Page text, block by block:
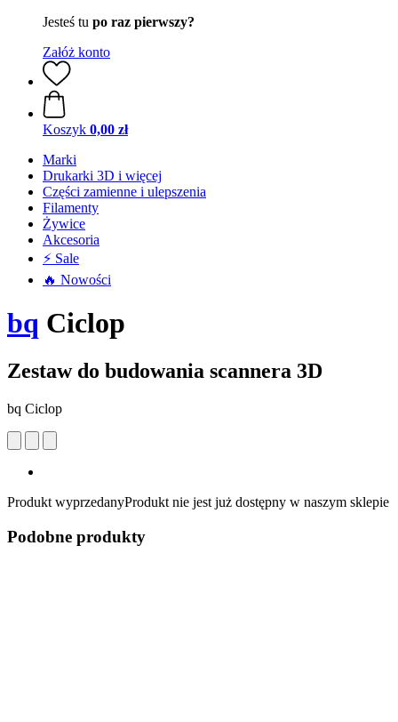
Jesteś tu po raz pierwszy?
Załóż konto
Koszyk 0,00 zł
Marki
Drukarki 3D i więcej
Części zamienne i ulepszenia
Filamenty
Żywice
Akcesoria
⚡ Sale
🔥 Nowości
bq Ciclop
Zestaw do budowania scannera 3D
bq Ciclop
Produkt wyprzedanyProdukt nie jest już dostępny w naszym sklepie
Podobne produkty